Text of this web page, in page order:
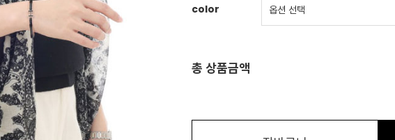
color
총 상품금액